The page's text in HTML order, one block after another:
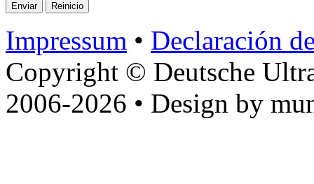
Impressum • Declaración
Copyright © Deutsche
2006-2026 • Design by